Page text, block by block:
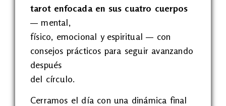
tarot enfocada en sus cuatro cuerpos
— mental,
físico, emocional y espiritual — con
consejos prácticos para seguir avanzando
después
del círculo.
Cerramos el día con una dinámica final